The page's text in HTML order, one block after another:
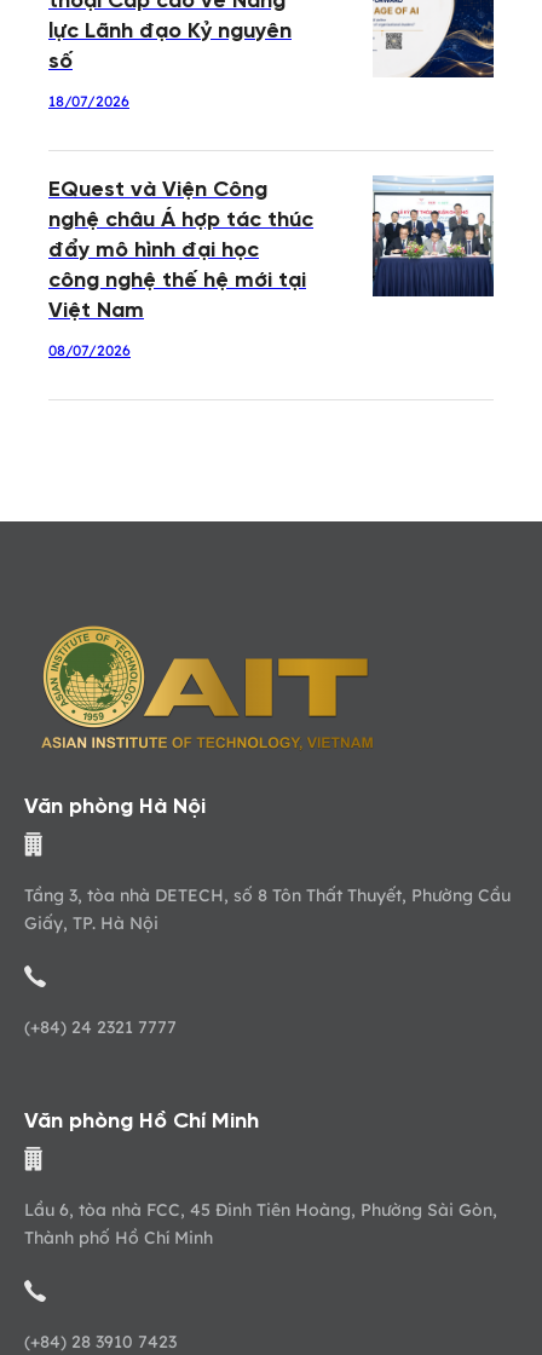
lực Lãnh đạo Kỷ nguyên
số
18/07/2026
EQuest và Viện Công
nghệ châu Á hợp tác thúc
đẩy mô hình đại học
công nghệ thế hệ mới tại
Việt Nam
08/07/2026
Văn phòng Hà Nội
Tầng 3, tòa nhà DETECH, số 8 Tôn Thất Thuyết, Phường Cầu
Giấy, TP. Hà Nội
(+84) 24 2321 7777
Văn phòng Hồ Chí Minh
Lầu 6, tòa nhà FCC, 45 Đinh Tiên Hoàng, Phường Sài Gòn,
Thành phố Hồ Chí Minh
(+84) 28 3910 7423